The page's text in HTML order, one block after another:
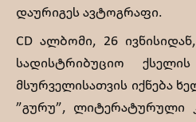
დაურიგეს ავტოგრაფი.
CD ალბომი, 26
სადისტრიბუციო
მსურველისათვის იქნება
”გურუ”, ლიტერატურული